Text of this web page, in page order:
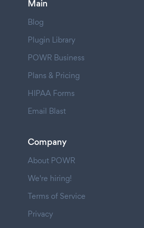
Main
Blog
Plugin Library
POWR Business
Plans & Pricing
HIPAA Forms
Email Blast
Company
About POWR
We're hiring!
Terms of Service
Privacy